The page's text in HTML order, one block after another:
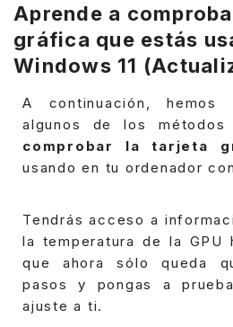
Aprende a
gráfica que estás
Windows 11
A continuación, hemos
algunos de los métodos
comprobar la tarjeta
usando en tu ordenador
Tendrás acceso a
la temperatura de la GPU
que ahora sólo queda
pasos y pongas a
ajuste a ti.